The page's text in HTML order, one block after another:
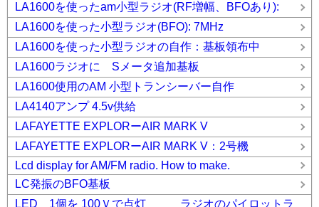
LA1600を使ったam小型ラジオ(RF増幅、BFOあり):
LA1600を使った小型ラジオ(BFO): 7MHz
LA1600を使った小型ラジオの自作：基板領布中
LA1600ラジオに Sメータ追加基板
LA1600使用のAM 小型トランシーバー自作
LA4140アンプ 4.5v供給
LAFAYETTE EXPLORーAIR MARK V
LAFAYETTE EXPLORーAIR MARK V：2号機
Lcd display for AM/FM radio. How to make.
LC発振のBFO基板
LED 1個を 100Ｖで点灯 ラジオのパイロットラ